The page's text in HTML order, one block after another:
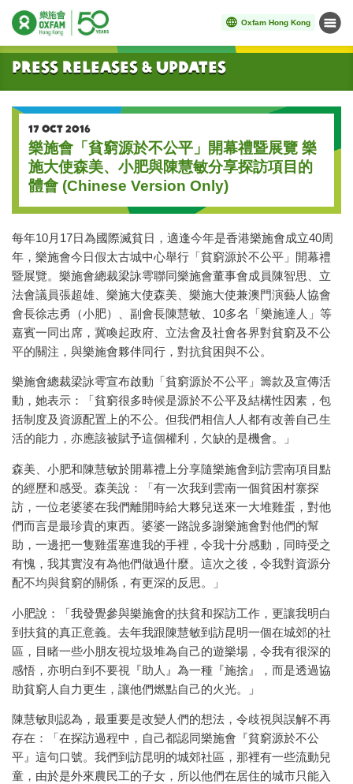
Oxfam Hong Kong Menu
Start main content
Press Releases & Updates
17 OCT 2016
樂施會「貧窮源於不公平」開幕禮暨展覽 樂
施大使森美、小肥與陳慧敏分享探訪項目的
體會 (Chinese Version Only)
每年10月17日為國際滅貧日，適逢今年是香港樂施會成立40周
年，樂施會今日假太古城中心舉行「貧窮源於不公平」開幕禮
暨展覽。樂施會總裁梁詠雩聯同樂施會董事會成員陳智思、立
法會議員張超雄、樂施大使森美、樂施大使兼澳門演藝人協會
會長徐志勇（小肥）、副會長陳慧敏、10多名「樂施達人」等
嘉賓一同出席，冀喚起政府、立法會及社會各界對貧窮及不公
平的關注，與樂施會夥伴同行，對抗貧困與不公。
樂施會總裁梁詠雩宣布啟動「貧窮源於不公平」籌款及宣傳活
動，她表示：「貧窮很多時候是源於不公平及結構性因素，包
括制度及資源配置上的不公。但我們相信人人都有改善自己生
活的能力，亦應該被賦予這個權利，欠缺的是機會。」
森美、小肥和陳慧敏於開幕禮上分享隨樂施會到訪雲南項目點
的經歷和感受。森美說：「有一次我到雲南一個貧困村寨探
訪，一位老婆婆在我們離開時給大夥兒送來一大堆雞蛋，對他
們而言是最珍貴的東西。婆婆一路說多謝樂施會對他們的幫
助，一邊把一隻雞蛋塞進我的手裡，令我十分感動，同時受之
有愧，我其實沒有為他們做過什麼。這次之後，令我對資源分
配不均與貧窮的關係，有更深的反思。」
小肥說：「我發覺參與樂施會的扶貧和探訪工作，更讓我明白
到扶貧的真正意義。去年我跟陳慧敏到訪昆明一個在城郊的社
區，目睹一些小朋友視垃圾堆為自己的遊樂場，令我有很深的
感悟，亦明白到不要視『助人』為一種『施捨』，而是透過協
助貧窮人自力更生，讓他們燃點自己的火光。」
陳慧敏則認為，最重要是改變人們的想法，令歧視與誤解不再
存在：「在探訪過程中，自己都認同樂施會『貧窮源於不公
平』這句口號。我們到訪昆明的城郊社區，那裡有一些流動兒
童，由於是外來農民工的子女，所以他們在居住的城市只能入